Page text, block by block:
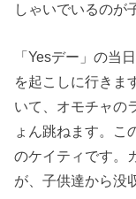
しゃいでいるのが
「Yesデー」の当
を起こしに行きま
いて、オモチャの
ょん跳ねます。こ
のケイティです。
が、子供達から没